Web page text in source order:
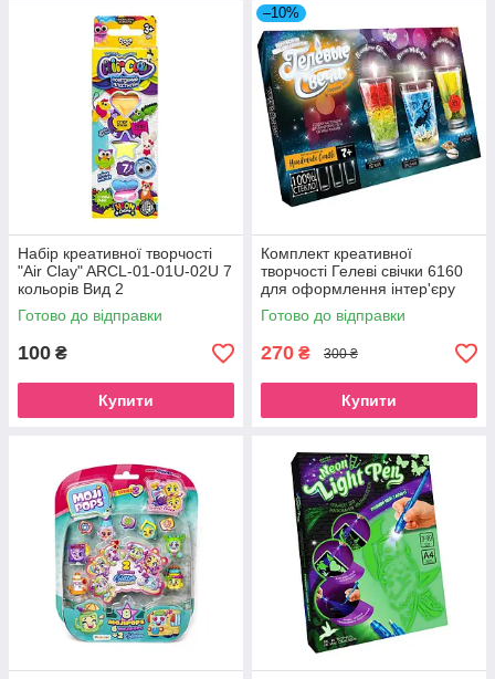
Набір креативної творчості
"Air Clay" ARCL-01-01U-02U 7
кольорів Вид 2
Готово до відправки
100 ₴
Купити
–10%
Комплект креативної
творчості Гелеві свічки 6160
для оформлення інтер'єру
GS-02-01
Готово до відправки
270 ₴ 300 ₴
Купити